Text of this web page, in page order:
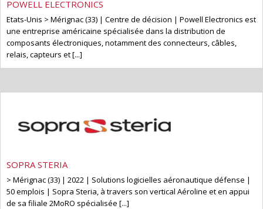
POWELL ELECTRONICS
Etats-Unis > Mérignac (33) | Centre de décision | Powell Electronics est
une entreprise américaine spécialisée dans la distribution de
composants électroniques, notamment des connecteurs, câbles,
relais, capteurs et [...]
SOPRA STERIA
> Mérignac (33) | 2022 | Solutions logicielles aéronautique défense |
50 emplois | Sopra Steria, à travers son vertical Aéroline et en appui
de sa filiale 2MoRO spécialisée [...]